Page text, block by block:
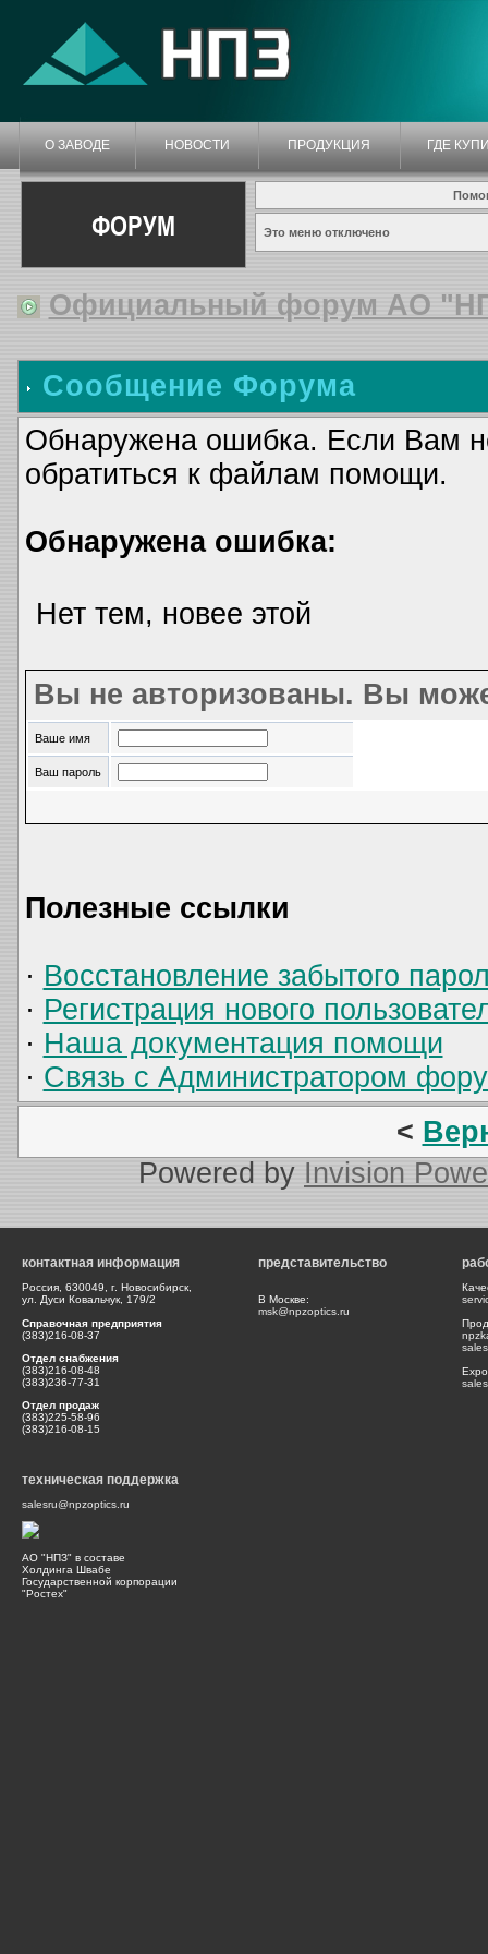
О ЗАВОДЕ НОВОСТИ ПРОДУКЦИЯ ГДЕ
ФОРУМ Это меню отключено
Официальный форум АО
Сообщение Форума
Обнаружена ошибка. Если Вам
обратиться к файлам помощи.
Обнаружена ошибка:
Нет тем, новее этой
Вы не авторизованы. Вы
Ваше имя
Ваш пароль
Полезные ссылки
· Восстановление забытого
· Регистрация нового
· Наша документация помощи
· Связь с Администратором
<
Powered by Invision
контактная информация
Россия, 630049, г. Новосибирск,
ул. Дуси Ковальчук, 179/2
Справочная предприятия
(383)216-08-37
Отдел снабжения
(383)216-08-48
(383)236-77-31
Отдел продаж
(383)225-58-96
(383)216-08-15
представительство
В Москве:
msk@npzoptics.ru
техническая поддержка
salesru@npzoptics.ru
АО "НПЗ" в составе
Холдинга Швабе
Государственной корпорации
"Ростех"